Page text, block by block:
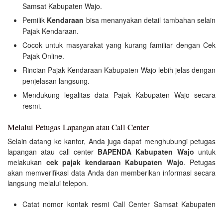
Samsat Kabupaten Wajo.
Pemilik Kendaraan bisa menanyakan detail tambahan selain
Pajak Kendaraan.
Cocok untuk masyarakat yang kurang familiar dengan Cek
Pajak Online.
Rincian Pajak Kendaraan Kabupaten Wajo lebih jelas dengan
penjelasan langsung.
Mendukung legalitas data Pajak Kabupaten Wajo secara
resmi.
Melalui Petugas Lapangan atau Call Center
Selain datang ke kantor, Anda juga dapat menghubungi petugas
lapangan atau call center BAPENDA Kabupaten Wajo untuk
melakukan cek pajak kendaraan Kabupaten Wajo. Petugas
akan memverifikasi data Anda dan memberikan informasi secara
langsung melalui telepon.
Catat nomor kontak resmi Call Center Samsat Kabupaten